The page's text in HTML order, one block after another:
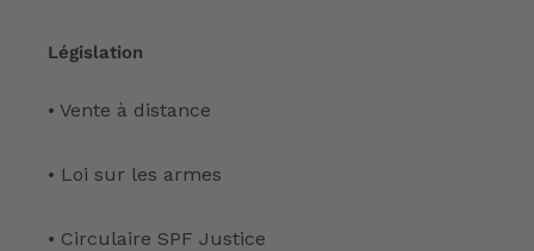
Législation
• Vente à distance
• Loi sur les armes
• Circulaire SPF Justice